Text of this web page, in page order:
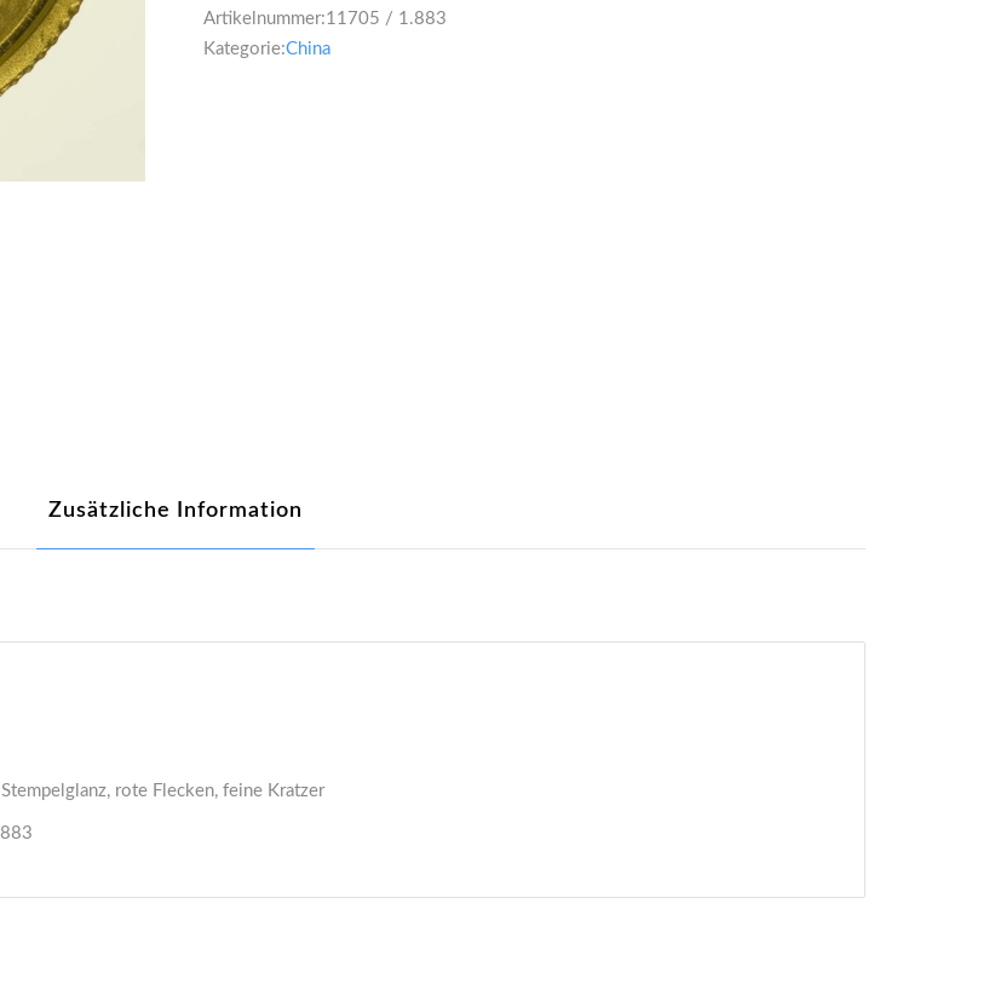
Yuan
1991
Artikelnummer:11705 / 1.883
Kategorie:China
Zusätzliche Information
rote Flecken, feine Kratzer